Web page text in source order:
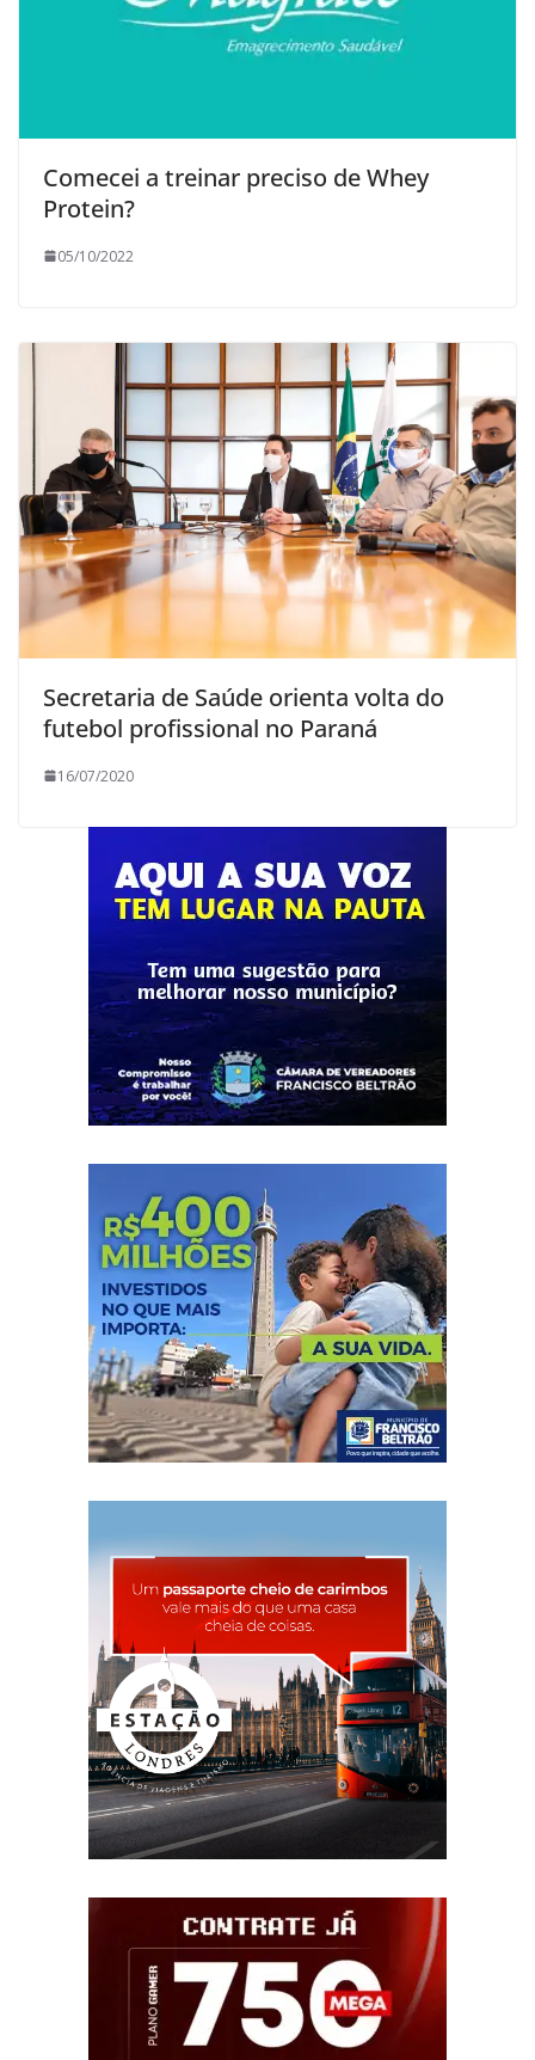
Comecei a treinar preciso de Whey
Protein?
05/10/2022
Secretaria de Saúde orienta volta do
futebol profissional no Paraná
16/07/2020